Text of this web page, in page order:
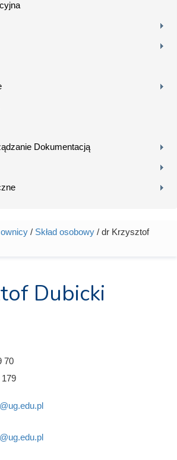
Dokumentacją
/ Skład osobowy / dr Krzysztof
Dubicki
70